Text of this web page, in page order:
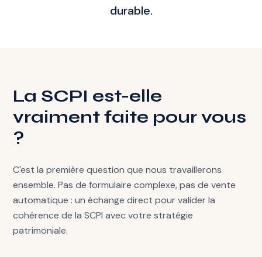
durable.
La SCPI est-elle
vraiment faite pour vous
?
C'est la première question que nous travaillerons
ensemble. Pas de formulaire complexe, pas de vente
automatique : un échange direct pour valider la
cohérence de la SCPI avec votre stratégie
patrimoniale.